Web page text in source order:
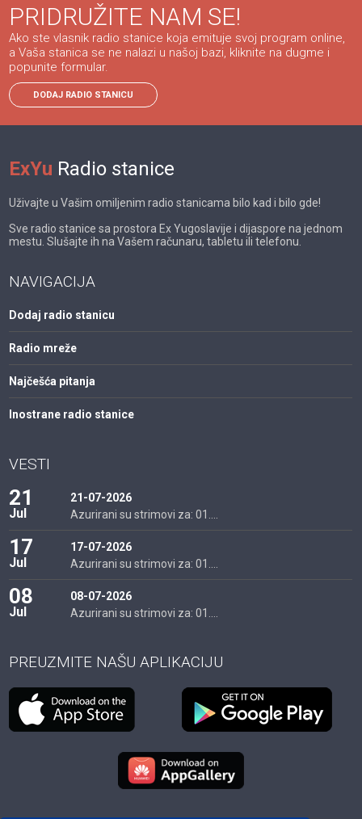
PRIDRUŽITE NAM SE!
Ako ste vlasnik radio stanice koja emituje svoj program online,
a Vaša stanica se ne nalazi u našoj bazi, kliknite na dugme i
popunite formular.
DODAJ RADIO STANICU
ExYu Radio stanice
Uživajte u Vašim omiljenim radio stanicama bilo kad i bilo gde!
Sve radio stanice sa prostora Ex Yugoslavije i dijaspore na jednom
mestu. Slušajte ih na Vašem računaru, tabletu ili telefonu.
NAVIGACIJA
Dodaj radio stanicu
Radio mreže
Najčešća pitanja
Inostrane radio stanice
VESTI
21
Jul
21-07-2026
Azurirani su strimovi za: 01....
17
Jul
17-07-2026
Azurirani su strimovi za: 01....
08
Jul
08-07-2026
Azurirani su strimovi za: 01....
PREUZMITE NAŠU APLIKACIJU